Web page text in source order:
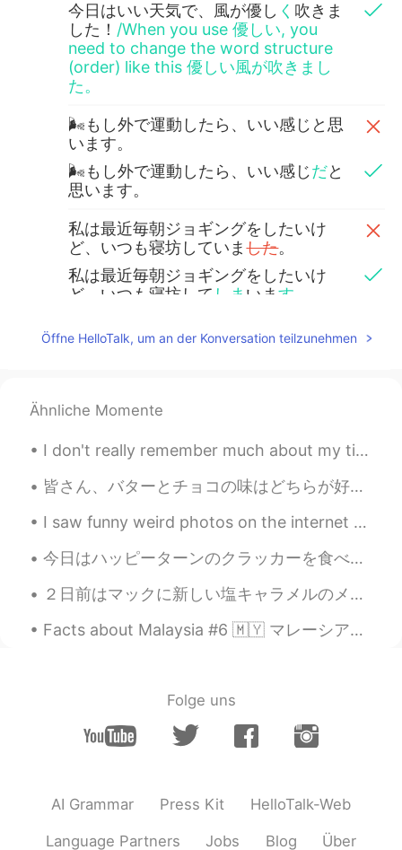
今日はいい天気で、風が優し く 吹きま
した！ /When you use 優しい, you
need to change the word structure
(order) like this 優しい風が吹きまし
た。
🌬もし外で運動したら、いい感じと思
います。
🌬もし外で運動したら、いい感じだと
思います。
私は最近毎朝ジョギングをしたいけ
ど、いつも寝坊していました。
私は最近毎朝ジョギングをしたいけ
ど、いつも寝坊して しま います
🤣 5時頃起きたいが、ほとん ど7時に起
きます。
would say たいていinstead of ほとん
word in dictionary, its meaning is
written ほとんどat first. However,
looking down the meaning list, you
can find たいてい.
太陽はもうのば て、その時 暑くなりま
した 。
太陽はもうのぼって、そと(outside)
す。
で運動しました。
miya 2020.12.01 14:55
今日はもう12月ですね！
this without 「今日は」It's sounds
Öffne HelloTalk, um an der Konversation teilzunehmen
Ähnliche Momente
I don't really remember much about my time in Sweden last year because it was mostly just resting...
皆さん、バターとチョコの味はどちらが好き？🤩 これは私の朝食の数日前の写真です。前にこの熊のクッキーはモーメントを投稿しました。でも、ポストの中にバターの味を買っただけです。それから、今回はバ...
I saw funny weird photos on the internet today. But i find it cute. Hahaha. Dont know why i am so...
今日はハッピーターンのクラッカーを食べ終わった。当初私は全部同じ味だと思う、しかしわさびの味が食べた後３種のアソートが気づいた。わさびマヨと、焼きとうもろこし、そして、最後の味は多分オリジナルで...
２日前はマックに新しい塩キャラメルのメニューがありました。私の一番好きなデザートの味はキャラメルなので、すぐにマックへ行きました。🤣 Two days ago, Mcdonald came ou...
Facts about Malaysia #6 🇲🇾 マレーシアについての事実 말레이시아에 대한 사실 In East Malaysia or commonly known as the i...
Folge uns
AI Grammar Press Kit HelloTalk-Web
Language Partners Jobs Blog Über